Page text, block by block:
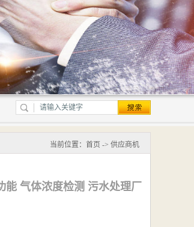
当前位置： 首页 -> 供应商机
气体浓度检测 污水处理厂